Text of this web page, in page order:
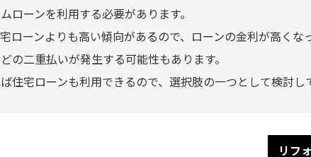
ローンを利用する必要があります。
ローンよりも高い傾向があるので、ローンの金利が高くな
の二重払いが発生する可能性もあります。
住宅ローンも利用できるので、選択肢の一つとして検討し
リフ